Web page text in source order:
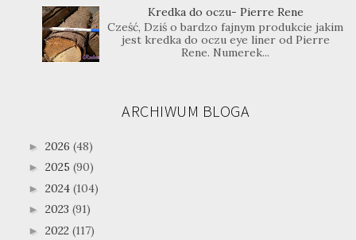
Kredka do oczu- Pierre Rene
Cześć, Dziś o bardzo fajnym produkcie jakim
jest kredka do oczu eye liner od Pierre
Rene. Numerek...
ARCHIWUM BLOGA
► 2026 (48)
► 2025 (90)
► 2024 (104)
► 2023 (91)
► 2022 (117)